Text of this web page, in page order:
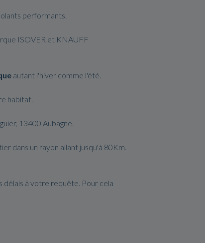
performants.
ISOVER et KNAUFF
autant l'hiver comme l'été.
habitat.
13400 Aubagne.
dans un rayon allant jusqu'à 80Km.
à votre requête. Pour cela